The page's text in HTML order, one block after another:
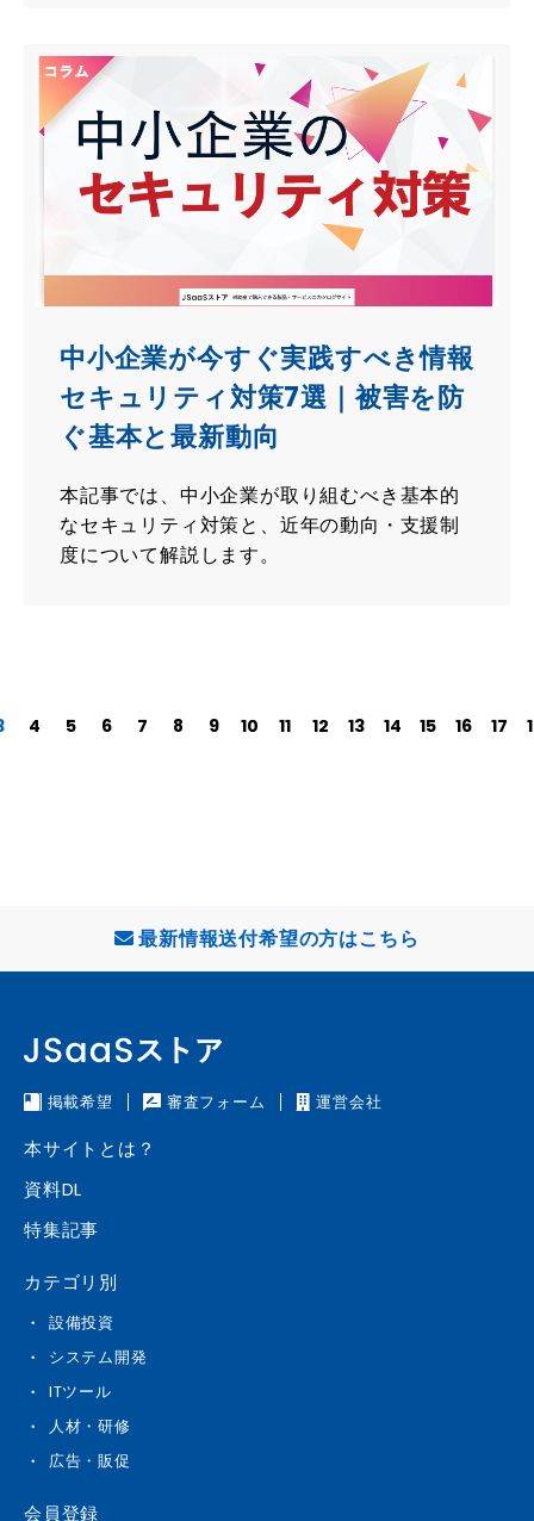
中小企業が今すぐ実践すべき情報
セキュリティ対策7選｜被害を防
ぐ基本と最新動向
本記事では、中小企業が取り組むべき基本的
なセキュリティ対策と、近年の動向・支援制
度について解説します。
4 5 6 7 8 9 10 11 12 13 14 15 16 17
最新情報送付希望の方はこちら
掲載希望 審査フォーム 運営会社
本サイトとは？
資料DL
特集記事
カテゴリ別
設備投資
システム開発
ITツール
人材・研修
広告・販促
会員登録